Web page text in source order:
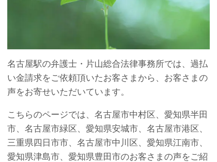
名古屋駅の弁護士・片山総合法律事務所では、過払
い金請求をご依頼頂いたお客さまから、お客さまの
声をお寄せいただいています。
こちらのページでは、名古屋市中村区、愛知県半田
市、名古屋市緑区、愛知県安城市、名古屋市港区、
三重県四日市市、名古屋市中川区、愛知県江南市、
愛知県津島市、愛知県豊田市のお客さまの声をご紹